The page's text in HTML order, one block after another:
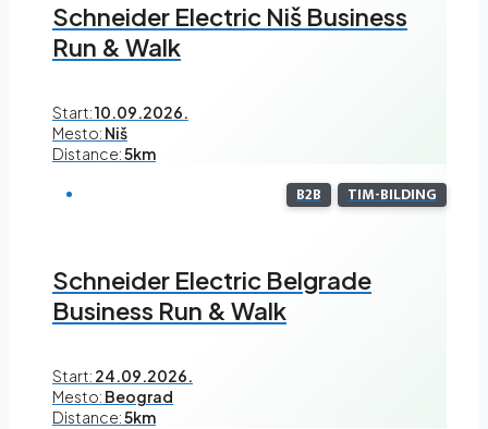
Schneider Electric Niš Business
Run & Walk
Start:10.09.2026.
Mesto: Niš
Distance:5km
B2B TIM-BILDING
Schneider Electric Belgrade
Business Run & Walk
Start: 24.09.2026.
Mesto: Beograd
Distance:5km